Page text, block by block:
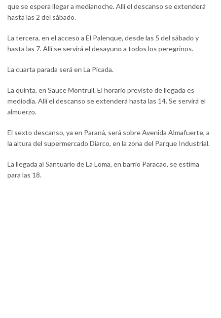
que se espera llegar a medianoche. Allí el descanso se extenderá
hasta las 2 del sábado.
La tercera, en el acceso a El Palenque, desde las 5 del sábado y
hasta las 7. Allí se servirá el desayuno a todos los peregrinos.
La cuarta parada será en La Picada.
La quinta, en Sauce Montrull. El horario previsto de llegada es
mediodía. Allí el descanso se extenderá hasta las 14. Se servirá el
almuerzo.
El sexto descanso, ya en Paraná, será sobre Avenida Almafuerte, a
la altura del supermercado Diarco, en la zona del Parque Industrial.
La llegada al Santuario de La Loma, en barrio Paracao, se estima
para las 18.